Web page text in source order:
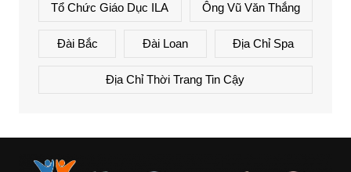
Tổ Chức Giáo Dục ILA Ông Vũ Văn Thắng
Đài Bắc Đài Loan Địa Chỉ Spa
Địa Chỉ Thời Trang Tin Cậy